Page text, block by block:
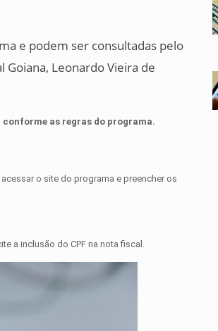
e podem ser consultadas pelo
Leonardo Vieira de
as regras do programa.
o site do programa e preencher os
a inclusão do CPF na nota fiscal.